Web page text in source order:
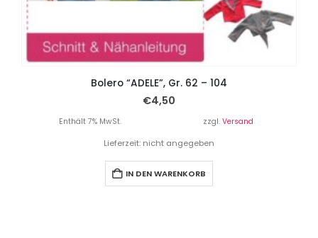
Bolero “ADELE”, Gr. 62 – 104
€4,50
Enthält 7% MwSt. zzgl. Versand
Lieferzeit: nicht angegeben
IN DEN WARENKORB